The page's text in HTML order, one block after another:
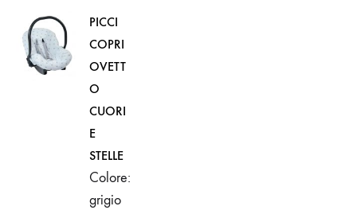
PICCI
COPRI
OVETT
O
CUORI
E
STELLE
Colore:
grigio